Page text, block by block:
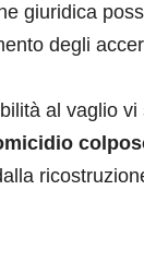
giuridica
degli
al vaglio